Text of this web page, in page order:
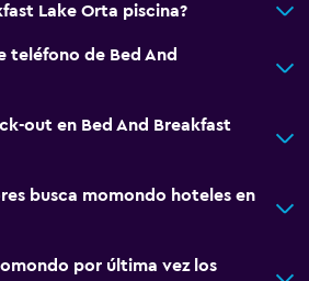
Lake Orta piscina?
teléfono de Bed And
out en Bed And Breakfast
busca momondo hoteles en
por última vez los